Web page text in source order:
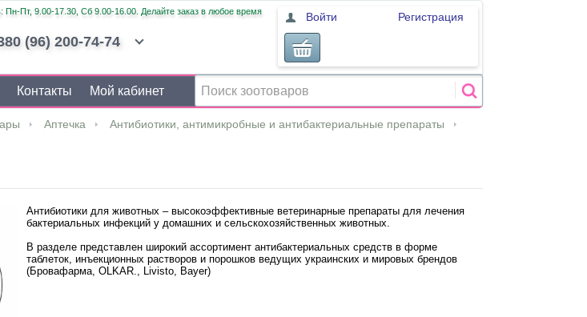
Пн-Пт, 9.00-17.30, Сб 9.00-16.00. Делайте заказ в любое время
(96) 200-74-74
Войти Регистрация
Контакты Мой кабинет
Аптечка
Антибиотики, антимикробные и антибактериальные препараты
Антибиотики для животных – высокоэффективные ветеринарные препараты для лечения
бактериальных инфекций у домашних и сельскохозяйственных животных.
В разделе представлен широкий ассортимент антибактериальных средств в форме
таблеток, инъекционных растворов и порошков ведущих украинских и мировых брендов
(Бровафарма, OLKAR., Livisto, Bayer)